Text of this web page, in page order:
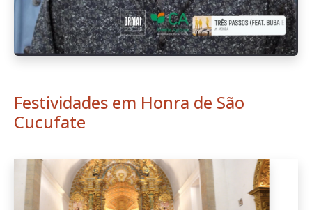
Festividades em Honra de São
Cucufate